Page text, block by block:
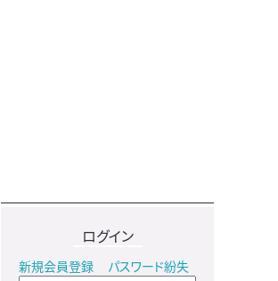
ログイン
新規会員登録 パスワード紛失